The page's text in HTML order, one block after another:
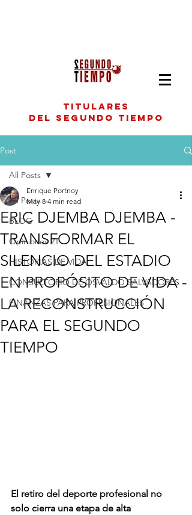
titulares
del segundo tiempo
Post
All Posts
BLOG
Opiniones 2T
HISTORIAS DE VIDA
CONSULTORIO DE OSVALDO SALVADORES
FINANZAS PARA PROFESIONALES
All Posts
ERIC DJEMBA DJEMBA -
TRANSFORMAR EL
SILENCIO DEL ESTADIO
EN PROPÓSITO DE VIDA -
LA RECONSTRUCCIÓN
PARA EL SEGUNDO
TIEMPO
Enrique Portnoy
May 8 4 min read
El retiro del deporte profesional no
solo cierra una etapa de alta